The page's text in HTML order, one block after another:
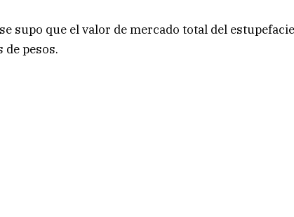
supo que el valor de mercado total del
de pesos.